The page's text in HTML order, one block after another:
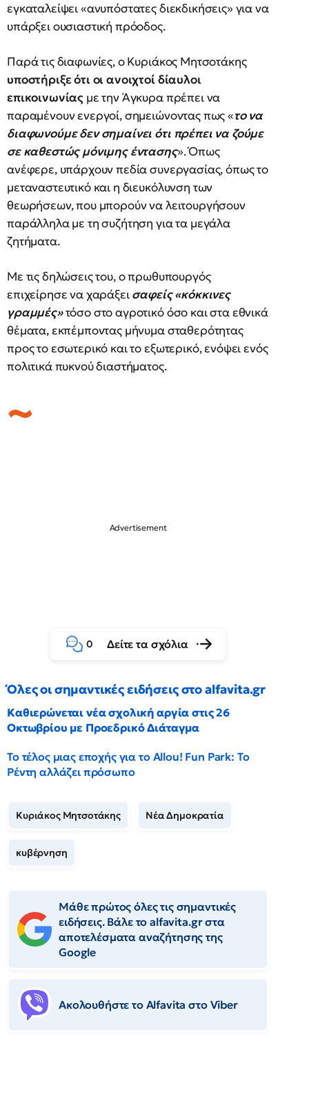
εγκαταλείψει «ανυπόστατες διεκδικήσεις» για να
υπάρξει ουσιαστική πρόοδος.
Παρά τις διαφωνίες, ο Κυριάκος Μητσοτάκης
υποστήριξε ότι οι ανοιχτοί δίαυλοι
επικοινωνίας με την Άγκυρα πρέπει να
παραμένουν ενεργοί, σημειώνοντας πως «το να
διαφωνούμε δεν σημαίνει ότι πρέπει να ζούμε
σε καθεστώς μόνιμης έντασης». Όπως
ανέφερε, υπάρχουν πεδία συνεργασίας, όπως το
μεταναστευτικό και η διευκόλυνση των
θεωρήσεων, που μπορούν να λειτουργήσουν
παράλληλα με τη συζήτηση για τα μεγάλα
ζητήματα.
Με τις δηλώσεις του, ο πρωθυπουργός
επιχείρησε να χαράξεισαφείς «κόκκινες
γραμμές»τόσο στο αγροτικό όσο και στα εθνικά
θέματα, εκπέμποντας μήνυμα σταθερότητας
προς το εσωτερικό και το εξωτερικό, ενόψει ενός
πολιτικά πυκνού διαστήματος.
0 Δείτε τα σχόλια
Όλες οι σημαντικές ειδήσεις στο alfavita.gr
Καθιερώνεται νέα σχολική αργία στις 26
Οκτωβρίου με Προεδρικό Διάταγμα
Το τέλος μιας εποχής για το Allou! Fun Park: Το
Ρέντη αλλάζει πρόσωπο
Κυριάκος Μητσοτάκης Νέα Δημοκρατία
κυβέρνηση
Μάθε πρώτος όλες τις σημαντικές
ειδήσεις. Βάλε το alfavita.gr στα
αποτελέσματα αναζήτησης της
Google
Ακολουθήστε το Αlfavita στο Viber